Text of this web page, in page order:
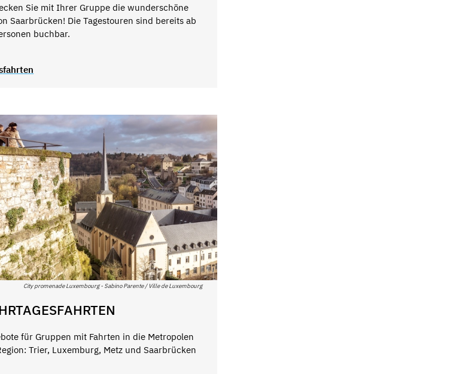
Sie mit Ihrer Gruppe die wunderschöne
Saarbrücken! Die Tagestouren sind bereits ab
buchbar.
City promenade Luxembourg - Sabino Parente / Ville de Luxembourg
für Gruppen mit Fahrten in die Metropolen
Trier, Luxemburg, Metz und Saarbrücken